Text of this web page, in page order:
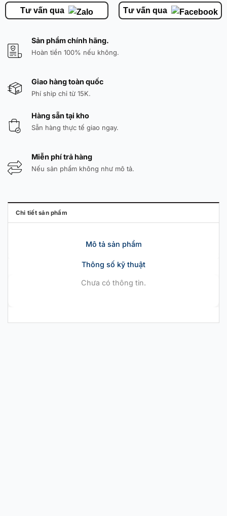
Tư vấn qua Tư vấn qua
Sản phẩm chính hãng.
Hoàn tiền 100% nếu không.
Giao hàng toàn quốc
Phí ship chỉ từ 15K.
Hàng sẵn tại kho
Sẵn hàng thực tế giao ngay.
Miễn phí trả hàng
Nếu sản phẩm không như mô tả.
Chi tiết sản phẩm
Mô tả sản phẩm
Thông số kỹ thuật
Chưa có thông tin.